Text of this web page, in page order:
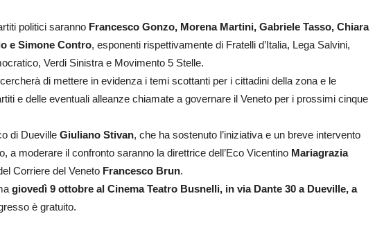
politici saranno Francesco Gonzo, Morena Martini, Gabriele Tasso, Chiara
e Simone Contro, esponenti rispettivamente di Fratelli d’Italia, Lega Salvini,
Verdi Sinistra e Movimento 5 Stelle.
cercherà di mettere in evidenza i temi scottanti per i cittadini della zona e le
e delle eventuali alleanze chiamate a governare il Veneto per i prossimi cinque
di Dueville Giuliano Stivan, che ha sostenuto l’iniziativa e un breve intervento
a moderare il confronto saranno la direttrice dell’Eco Vicentino Mariagrazia
Corriere del Veneto Francesco Brun.
giovedì 9 ottobre al Cinema Teatro Busnelli, in via Dante 30 a Dueville, a
è gratuito.